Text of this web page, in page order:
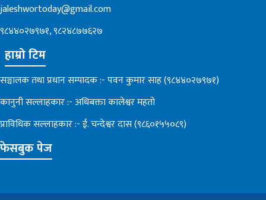
jaleshwortoday@gmail.com
९८४४०२७९७१, ९८२४८७७६२७
हाम्रो टिम
सञ्चालक तथा प्रधान सम्पादक :- पवन कुमार साह (९८४४०२७९७१)
कानुनी सल्लाहकार :- अधिबक्ता कालेश्वर महतो
प्राविधिक सल्लाहकार :- ई. चन्देश्वर दास (९८६०१५५०८९)
फेसबुक पेज